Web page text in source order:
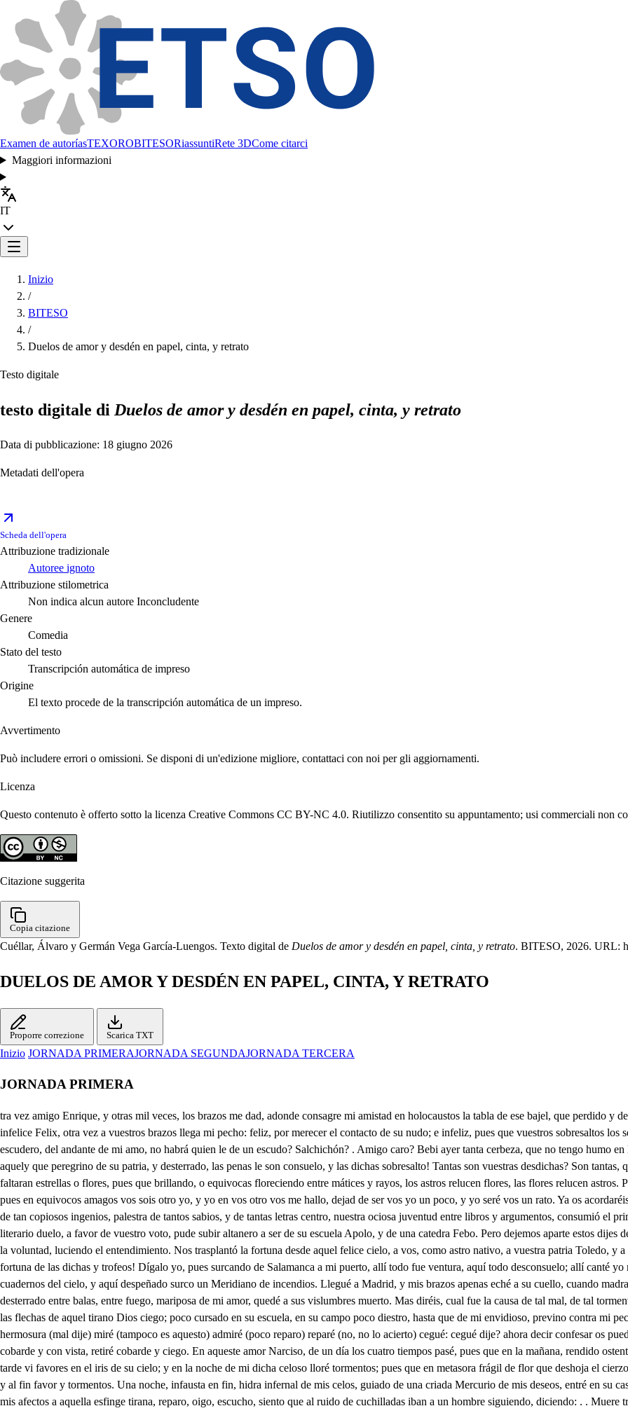
Examen de autoríasTEXOROBITESORiassuntiRete 3DCome citarci
Maggiori informazioni
IT
Inizio
/
BITESO
/
Duelos de amor y desdén en papel, cinta, y retrato
Testo digitale
testo digitale di Duelos de amor y desdén en papel, cinta, y retrato
Data di pubblicazione: 18 giugno 2026
Metadati dell'opera
Scheda dell'opera
Attribuzione tradizionale
Autoree ignoto
Attribuzione stilometrica
Non indica alcun autore Inconcludente
Genere
Comedia
Stato del testo
Transcripción automática de impreso
Origine
El texto procede de la transcripción automática de un impreso.
Avvertimento
Può includere errori o omissioni. Se disponi di un'edizione migliore, contattaci con noi per gli aggiornamenti.
Licenza
Questo contenuto è offerto sotto la licenza Creative Commons CC BY-NC 4.0. Riutilizzo consentito su appuntamento; usi commerciali non
Citazione suggerita
Copia citazione
Cuéllar, Álvaro y Germán Vega García-Luengos. Texto digital de Duelos de amor y desdén en papel, cinta, y retrato. BITESO, 2026. URL:
DUELOS DE AMOR Y DESDÉN EN PAPEL, CINTA, Y RETRATO
Proporre correzione Scarica TXT
Inizio JORNADA PRIMERAJORNADA SEGUNDAJORNADA TERCERA
JORNADA PRIMERA
tra vez amigo Enrique, y otras mil veces, los brazos me dad, adonde consagre mi amistad en holocaustos la tabla de ese bajel, que perdido y derrotado, en vez de espumas salobres, surcó sirtes de trabajos. Felix, e infelice Felix, otra vez a vuestros brazos llega mi pecho: feliz, por merecer el contacto de su nudo; e infeliz, pues que vuestros sobresaltos los sentís vos por vos solo, y mi amistad por entrambos. Y a este infeliz escudero, del andante de mi amo, no habrá quien le de un escudo? Salchichón? . Amigo caro? Bebi ayer tanta cerbeza, que no tengo humo en los cascos. Ay Enrique, qué dichoso sois vos, y qué desdichado es aquely que peregrino de su patria, y desterrado, las penas le son consuelo, y las dichas sobresalto! Tantas son vuestras desdichas? Son tantas, que si mi labio, intentara referirlas, primero en ese estrellado jardín faltaran estrellas o flores, pues que brillando, o equivocas floreciendo entre mátices y rayos, los astros relucen flores, las flores relucen astros. Primero:: mas mucho ofendo ese indisoluble lazo de nuestra amistad: y pues en equivocos amagos vos sois otro yo, y yo en vos otro vos me hallo, dejad de ser vos yo un poco, y yo seré vos un rato. Ya os acordaréis Eurique, de aquella edad, de aquel tiempo, que en Salamanca, jardín de tan copiosos ingenios, palestra de tantos sabios, y de tantas letras centro, nuestra ociosa juventud entre libros y argumentos, consumió el primer albor, y el crepúsculo primero. Ya os acordaréis también, como en literario duelo, a favor de vuestro voto, pude subir altanero a ser de su escuela Apolo, y de una catedra Febo. Pero dejemos aparte estos dijes del ingenio, que yendo a contar amores, fuera loco, fuera necio deslucir la voluntad, luciendo el entendimiento. Nos trasplantó la fortuna desde aquel felice cielo, a vos, como astro nativo, a vuestra patria Toledo, y a mí a Madrid: quién pensara, que para mayor tormento se valiera la fortuna de las dichas y trofeos! Dígalo yo, pues surcando de Salamanca a mi puerto, allí todo fue ventura, aquí todo desconsuelo; allí canté yo mis triunfos, aquí lloro mis tormentos; allí atrevido Faetonte, rasgué cuadernos del cielo, y aquí despeñado surco un Meridiano de incendios. Llegué a Madrid, y mis brazos apenas eché a su cuello, cuando madrastra, no madre, me echó otra vez de su pecho; pues a Flandes desterrado entre balas, entre fuego, mariposa de mi amor, quedé a sus vislumbres muerto. Mas diréis, cual fue la causa de tal mal, de tal tormento? y dudáis bien; pero ahora importa estéis más atento. Libre viví de las flechas de aquel tirano Dios ciego; poco cursado en su escuela, en su campo poco diestro, hasta que de mi envidioso, previno contra mi pecho el mayor rayo de luces, el más fiero arpón sangriento. Vi una hermosura (mal dije) miré (tampoco es aquesto) admiré (poco reparo) reparé (no, no lo acierto) cegué: cegué dije? ahora decir confesar os puedo, que lo he dicho de una vez; pues que al mirar sus reflejos, si entré cobarde y con vista, retiré cobarde y ciego. En aqueste amor Narciso, de un día los cuatro tiempos pasé, pues que en la mañana, rendido ostente desvelos; al mediodía constante, de un sol sufrí los desprecios; a la tarde vi favores en el iris de su cielo; y en la noche de mi dicha celoso lloré tormentos; pues que en metasora frágil de flor que deshoja el cierzo, vi, ostenté, lloré, sufri a la mañana desvelos, desprecios al mediodia, y al fin favor y tormentos. Una noche, infausta en fin, hidra infernal de mis celos, guiado de una criada Mercurio de mis deseos, entré en su casa, y apenas en ella dichoso llego, cuando llegué apenas, pues al repetir mis afectos a aquella esfinge tirana, reparo, oigo, escucho, siento que al ruido de cuchilladas iban a un hombre siguiendo, diciendo: . . Muere traidor. Válgame el cielo! los ecos de mi voz son estas voces. Y aún las cuchilladas creo. No hay quien mi vida tocorra? Voz es de mujer: qué pienso que a socorrerla no voy? Caballero, si los cielos en vuestro valor:: qué miro! Señora alentaos: qué veo! No es Don Felix? Ay amor! No es esta Beatriz? Ah celos! Mas qué repato? Qué admiro? mujer::- . Hombre, si los cielos en vuestro valor infunden las, prendas de caballero, a una mujer, por mujer, por infeliz, a quien fieros quisieron robar dos hombres, dejando mi criado muerto, amparad, pues veis que si::- Calla, calla que no quiero aunque olvide lo galán, olvidar lo caballero. Enrique, guiad esa dama en el más seguro puesto que ella gustaré: ah tirana, celos añades a celos! Don Felix:: . Vamos señora. Yo quitaré tus recelos. . Salchichón, quédate tú. Yo señor, ni voy ni quedo. Muera el que impidiere osado::- Muera el que intentare fiero::- Mis intentos: mas Don Felix::- Tal traición: pero Don Diego::- Vos con la espada en la mano? Vos irritado el acero? Qué ocasión? . Qué canta? Oíd: Yo intenté ciego y resuelto, Jove de una fiera Europa, Paris de un prodigio griego robar una dama, y cuando atropellé mis intentos, entre el ruido de las armas se escapó mi ingrata huyendo, y al seguir amante Clicio de sus rayos los reflejos, os hallé a vos nuevo Marte, fulminando vuestro acero. Si habéis visto aquese sol, decidme amigo:- . Don Diego, no se que dama buscáis, que Europa, sol o lucero; solo sé, que al ver las armas prevenir contra mi pecho, saqué mi espada, hasta que pude amigo conoceros; y así ved en que serviros puedo mi valor y esfuerzo. Perdonad amigo, que es forzoso realzar el vuelo hasta encontrar esta garza, a quien neblí astuto y fiero seguí. . Don Diego esperad, no podré saber (ay cielos!) quien sea esa dama? . No, Solo en vuestra mano dejo esa copia, ese retrato en que veáis sus va que le rompen los sesos Ah señor. Cruel fortuna, solo me faltaba aquesto! Qué es de Beatriz se conoce de la Luna a los reflejos. Ah infiel tirana homicida! no me basta por tus celos el ir desterrado a Flandes? No bastaba, que en el riesgo que te amenazó, la vida te diesen mis sentimientos, sino que aquese retrato, áspid de flores envuelto, puñal en color forjado, entre pócimas veneno, comunique a su contacto, el atosigado aliento? Dime ingrata, si otro amante se corona de trofeos, si merece tus borrones, si se encumbra en tus desvelos, qué esperanza dejas falsa, a un corazón por ti muerto? Y tú, retrato, que fuiste áspid, puñal y veneno, has de ser para mi amor antídoto de mis celos. Salchichón, sígneme, y calla. Seré una estatua de hielo. Bearriz falsa:- . Inés liviana::- Aunque ofendes mis afectos:- Aunque casques mis halagos::- Sabor constante mi pecho En amor tan lacayuelo seré, aunque me veas sano, Quítame Inés este manto. Cunsada señoral vienes. Cansada sí, razón tienes,